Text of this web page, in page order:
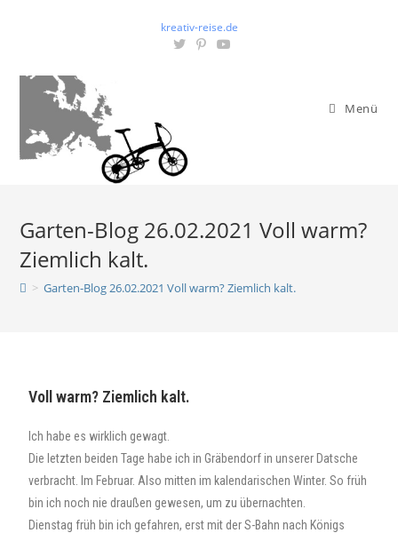
kreativ-reise.de
Menü
Garten-Blog 26.02.2021 Voll warm?
Ziemlich kalt.
> Garten-Blog 26.02.2021 Voll warm? Ziemlich kalt.
Voll warm? Ziemlich kalt.
Ich habe es wirklich gewagt.
Die letzten beiden Tage habe ich in Gräbendorf in unserer Datsche
verbracht. Im Februar. Also mitten im kalendarischen Winter. So früh
bin ich noch nie draußen gewesen, um zu übernachten.
Dienstag früh bin ich gefahren, erst mit der S-Bahn nach Königs